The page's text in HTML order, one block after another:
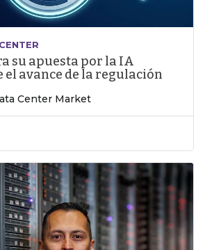
su apuesta por la IA
el avance de la regulación
Center Market